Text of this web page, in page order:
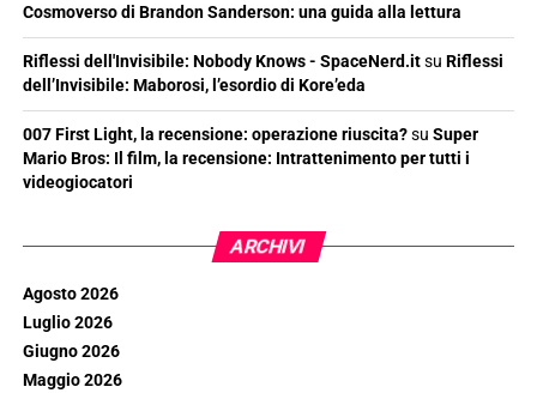
Cosmoverso di Brandon Sanderson: una guida alla lettura
Riflessi dell'Invisibile: Nobody Knows - SpaceNerd.itsu Riflessi
dell’Invisibile: Maborosi, l’esordio di Kore’eda
007 First Light, la recensione: operazione riuscita?su Super
Mario Bros: Il film, la recensione: Intrattenimento per tutti i
videogiocatori
ARCHIVI
Agosto 2026
Luglio 2026
Giugno 2026
Maggio 2026